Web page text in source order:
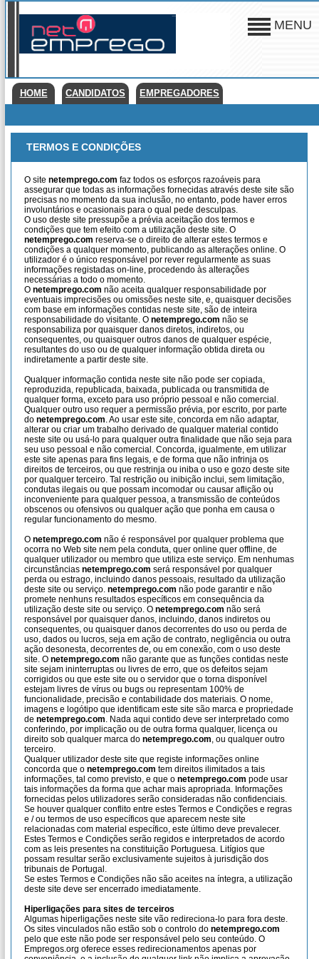
MENU
HOME CANDIDATOS EMPREGADORES
TERMOS E CONDIÇÕES
O site netemprego.com faz todos os esforços razoáveis para
assegurar que todas as informações fornecidas através deste site são
precisas no momento da sua inclusão, no entanto, pode haver erros
involuntários e ocasionais para o qual pede desculpas.
O uso deste site pressupõe a prévia aceitação dos termos e
condições que tem efeito com a utilização deste site. O
netemprego.com reserva-se o direito de alterar estes termos e
condições a qualquer momento, publicando as alterações online. O
utilizador é o único responsável por rever regularmente as suas
informações registadas on-line, procedendo às alterações
necessárias a todo o momento.
O netemprego.com não aceita qualquer responsabilidade por
eventuais imprecisões ou omissões neste site, e, quaisquer decisões
com base em informações contidas neste site, são de inteira
responsabilidade do visitante. O netemprego.com não se
responsabiliza por quaisquer danos diretos, indiretos, ou
consequentes, ou quaisquer outros danos de qualquer espécie,
resultantes do uso ou de qualquer informação obtida direta ou
indiretamente a partir deste site.
Qualquer informação contida neste site não pode ser copiada,
reproduzida, republicada, baixada, publicada ou transmitida de
qualquer forma, exceto para uso próprio pessoal e não comercial.
Qualquer outro uso requer a permissão prévia, por escrito, por parte
do netemprego.com. Ao usar este site, concorda em não adaptar,
alterar ou criar um trabalho derivado de qualquer material contido
neste site ou usá-lo para qualquer outra finalidade que não seja para
seu uso pessoal e não comercial. Concorda, igualmente, em utilizar
este site apenas para fins legais, e de forma que não infrinja os
direitos de terceiros, ou que restrinja ou iniba o uso e gozo deste site
por qualquer terceiro. Tal restrição ou inibição inclui, sem limitação,
condutas ilegais ou que possam incomodar ou causar aflição ou
inconveniente para qualquer pessoa, a transmissão de conteúdos
obscenos ou ofensivos ou qualquer ação que ponha em causa o
regular funcionamento do mesmo.
O netemprego.com não é responsável por qualquer problema que
ocorra no Web site nem pela conduta, quer online quer offline, de
qualquer utilizador ou membro que utiliza este serviço. Em nenhumas
circunstâncias netemprego.com será responsável por qualquer
perda ou estrago, incluindo danos pessoais, resultado da utilização
deste site ou serviço. netemprego.com não pode garantir e não
promete nenhuns resultados específicos em consequência da
utilização deste site ou serviço. O netemprego.com não será
responsável por quaisquer danos, incluindo, danos indiretos ou
consequentes, ou quaisquer danos decorrentes do uso ou perda de
uso, dados ou lucros, seja em ação de contrato, negligência ou outra
ação desonesta, decorrentes de, ou em conexão, com o uso deste
site. O netemprego.com não garante que as funções contidas neste
site sejam ininterruptas ou livres de erro, que os defeitos sejam
corrigidos ou que este site ou o servidor que o torna disponível
estejam livres de vírus ou bugs ou representam 100% de
funcionalidade, precisão e contabilidade dos materiais. O nome,
imagens e logótipo que identificam este site são marca e propriedade
de netemprego.com. Nada aqui contido deve ser interpretado como
conferindo, por implicação ou de outra forma qualquer, licença ou
direito sob qualquer marca do netemprego.com, ou qualquer outro
terceiro.
Qualquer utilizador deste site que registe informações online
concorda que o netemprego.com tem direitos ilimitados a tais
informações, tal como previsto, e que o netemprego.com pode usar
tais informações da forma que achar mais apropriada. Informações
fornecidas pelos utilizadores serão consideradas não confidenciais.
Se houver qualquer conflito entre estes Termos e Condições e regras
e / ou termos de uso específicos que aparecem neste site
relacionadas com material específico, este último deve prevalecer.
Estes Termos e Condições serão regidos e interpretados de acordo
com as leis presentes na constituição Portuguesa. Litígios que
possam resultar serão exclusivamente sujeitos à jurisdição dos
tribunais de Portugal.
Se estes Termos e Condições não são aceites na íntegra, a utilização
deste site deve ser encerrado imediatamente.
Hiperligações para sites de terceiros
Algumas hiperligações neste site vão redireciona-lo para fora deste.
Os sites vinculados não estão sob o controlo do netemprego.com
pelo que este não pode ser responsável pelo seu conteúdo. O
Empregos.org oferece esses redirecionamentos apenas por